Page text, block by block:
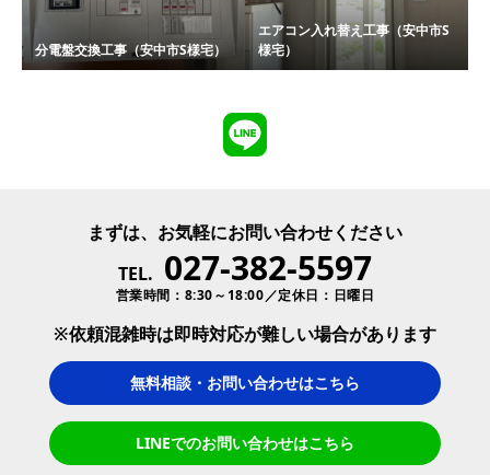
分電盤交換工事（安中市S様宅）
エアコン入れ替え工事（安中市S
様宅）
まずは、お気軽にお問い合わせください
TEL. 027-382-5597
営業時間：8:30～18:00／定休日：日曜日
※依頼混雑時は即時対応が難しい場合があります
無料相談・お問い合わせはこちら
LINEでのお問い合わせはこちら